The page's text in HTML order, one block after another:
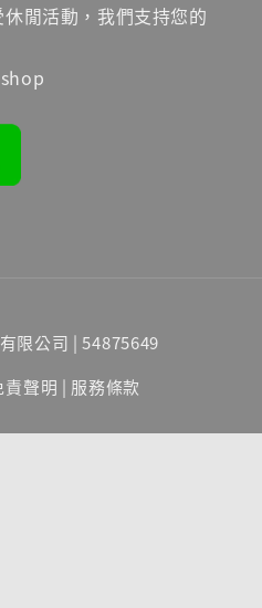
閒活動，我們支持您的
限公司 | 54875649
責聲明 | 服務條款